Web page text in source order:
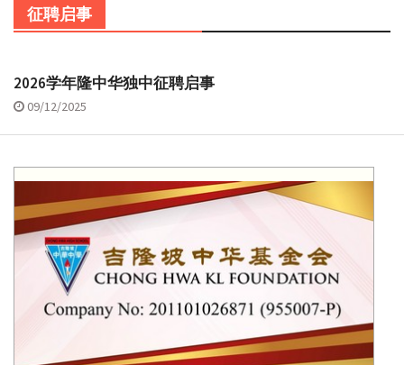
征聘启事
2026学年隆中华独中征聘启事
09/12/2025